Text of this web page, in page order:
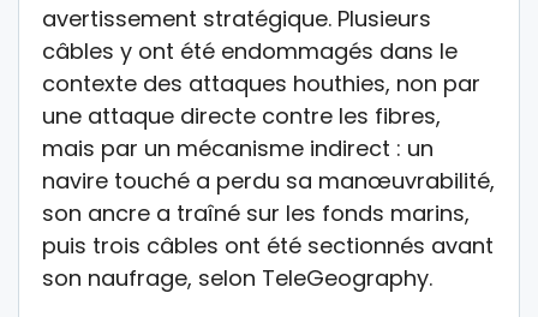
avertissement stratégique. Plusieurs
câbles y ont été endommagés dans le
contexte des attaques houthies, non par
une attaque directe contre les fibres,
mais par un mécanisme indirect : un
navire touché a perdu sa manœuvrabilité,
son ancre a traîné sur les fonds marins,
puis trois câbles ont été sectionnés avant
son naufrage, selon TeleGeography.